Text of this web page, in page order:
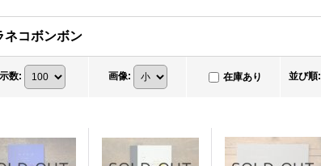
ネコボンボン
数: 画像: 在庫あり 並び順: